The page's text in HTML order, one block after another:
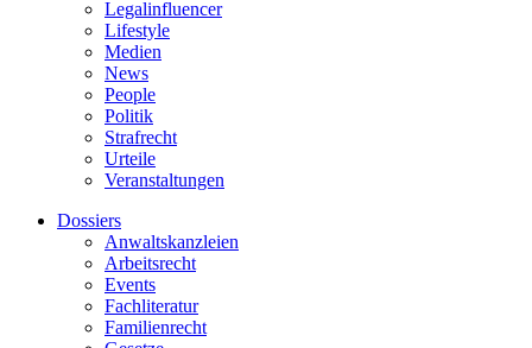
Legalinfluencer
Lifestyle
Medien
News
People
Politik
Strafrecht
Urteile
Veranstaltungen
Dossiers
Anwaltskanzleien
Arbeitsrecht
Events
Fachliteratur
Familienrecht